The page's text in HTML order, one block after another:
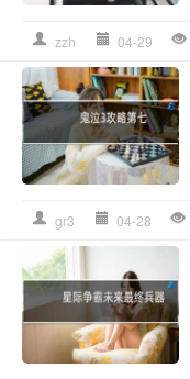
zzh 04-29
gr3 04-28